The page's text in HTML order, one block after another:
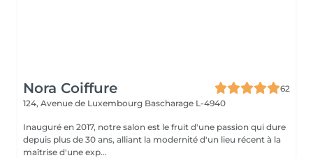
Nora Coiffure
62
124, Avenue de Luxembourg Bascharage L-4940
Inauguré en 2017, notre salon est le fruit d'une passion qui dure
depuis plus de 30 ans, alliant la modernité d'un lieu récent à la
maîtrise d'une exp...